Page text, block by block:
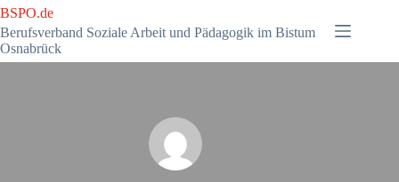
Zum
Inhalt
springen
BSPO.de
Berufsverband Soziale Arbeit und Pädagogik im Bistum
Osnabrück